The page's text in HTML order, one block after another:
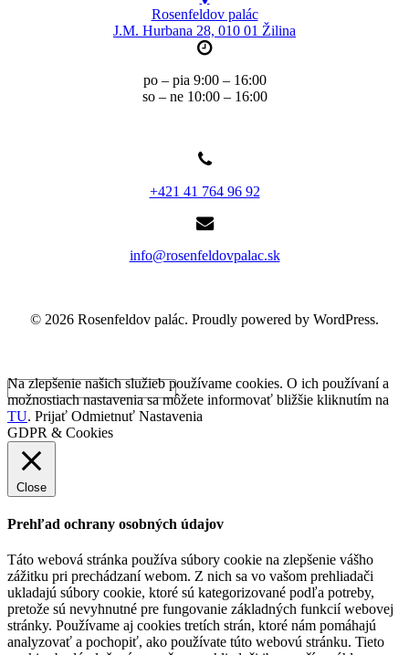
Rosenfeldov palác
J.M. Hurbana 28, 010 01 Žilina
po – pia 9:00 – 16:00
so – ne 10:00 – 16:00
+421 41 764 96 92
info@rosenfeldovpalac.sk
© 2026 Rosenfeldov palác. Proudly powered by WordPress.
Na zlepšenie našich služieb používame cookies. O ich používaní a
možnostiach nastavenia sa môžete informovať bližšie kliknutím na
TU. Prijať Odmietnuť Nastavenia
GDPR & Cookies
Close
Prehľad ochrany osobných údajov
Táto webová stránka používa súbory cookie na zlepšenie vášho
zážitku pri prechádzaní webom. Z nich sa vo vašom prehliadači
ukladajú súbory cookie, ktoré sú kategorizované podľa potreby,
pretože sú nevyhnutné pre fungovanie základných funkcií webovej
stránky. Používame aj cookies tretích strán, ktoré nám pomáhajú
analyzovať a pochopiť, ako používate túto webovú stránku. Tieto